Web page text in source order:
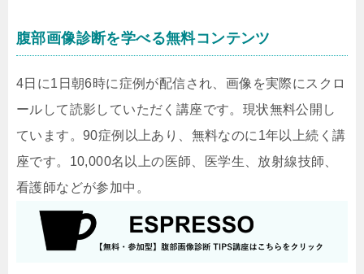
腹部画像診断を学べる無料コンテンツ
4日に1日朝6時に症例が配信され、画像を実際にスクロ
ールして読影していただく講座です。現状無料公開し
ています。90症例以上あり、無料なのに1年以上続く講
座です。10,000名以上の医師、医学生、放射線技師、
看護師などが参加中。